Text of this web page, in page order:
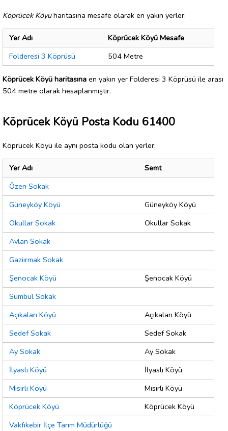
Köprücek Köyüharitasına mesafe olarak en yakın yerler:
Yer Adı
Köprücek Köyü Mesafe
Folderesi 3 Köprüsü
504 Metre
Köprücek Köyü haritasına en yakın yer Folderesi 3 Köprüsü ile arası
504 metre olarak hesaplanmıştır.
Köprücek Köyü Posta Kodu 61400
Köprücek Köyü ile aynı posta kodu olan yerler:
Yer Adı
Semt
Özen Sokak
Güneyköy Köyü
Güneyköy Köyü
Okullar Sokak
Okullar Sokak
Avlan Sokak
Gaziırmak Sokak
Şenocak Köyü
Şenocak Köyü
Sümbül Sokak
Açıkalan Köyü
Açıkalan Köyü
Sedef Sokak
Sedef Sokak
Ay Sokak
Ay Sokak
İlyaslı Köyü
İlyaslı Köyü
Mısırlı Köyü
Mısırlı Köyü
Köprücek Köyü
Köprücek Köyü
Vakfıkebir İlçe Tarım Müdürlüğü